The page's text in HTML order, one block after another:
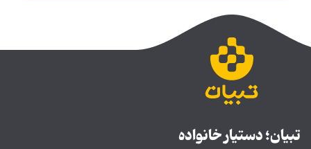
تبیان؛ دستیار خانواده